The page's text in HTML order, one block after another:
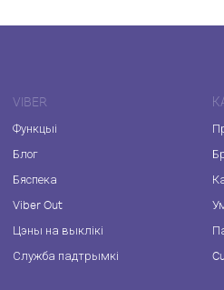
VIBER
Функцыі
Блог
Бяспека
Viber Out
Цэны на выклікі
Служба падтрымкі